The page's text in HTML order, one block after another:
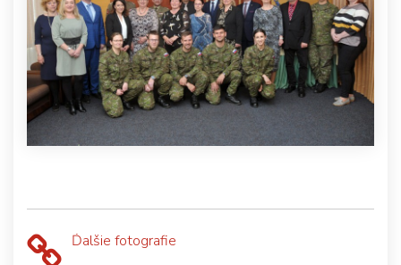
Ďalšie fotografie